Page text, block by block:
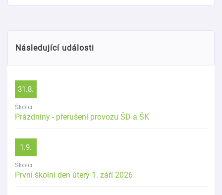
Následující události
31.8.
Škola
Prázdniny - přerušení provozu ŠD a ŠK
1.9.
Škola
První školní den úterý 1. září 2026